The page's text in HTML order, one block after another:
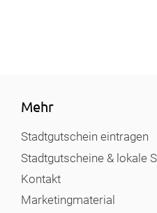
Mehr
Stadtgutschein eintragen
Stadtgutscheine & lokale
Kontakt
Marketingmaterial